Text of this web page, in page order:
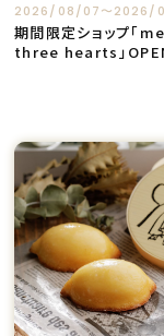
2026/08/07〜2026/
期間限定ショップ「
three hearts」